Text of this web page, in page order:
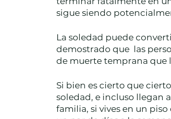
sigue siendo
La soledad puede
demostrado que  las
de muerte temprana que
Si bien es cierto que
soledad, e incluso llegan
familia, si vives en un